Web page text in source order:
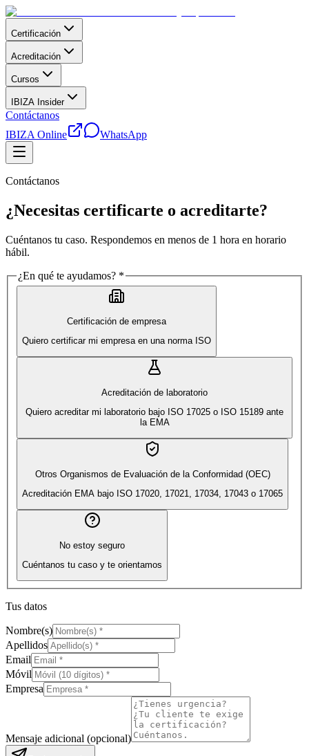
Certificación
Acreditación
Cursos
IBIZA Insider
Contáctanos
IBIZA Online
WhatsApp
Contáctanos
¿Necesitas certificarte o acreditarte?
Cuéntanos tu caso. Respondemos en menos de 1 hora en horario
hábil.
¿En qué te ayudamos? *
Certificación de empresa
Quiero certificar mi empresa en una norma ISO
Acreditación de laboratorio
Quiero acreditar mi laboratorio bajo ISO 17025 o ISO 15189 ante
la EMA
Otros Organismos de Evaluación de la Conformidad (OEC)
Acreditación EMA bajo ISO 17020, 17021, 17034, 17043 o 17065
No estoy seguro
Cuéntanos tu caso y te orientamos
Tus datos
Nombre(s)
Apellidos
Email
Móvil
Empresa
Mensaje adicional (opcional)